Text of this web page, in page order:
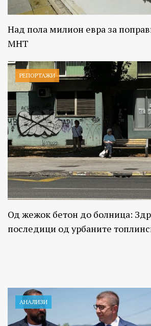
Над пола милион евра за
МНТ
РЕПОРТАЖИ
Од жежок бетон до болница:
последици од урбаните
АНАЛИЗИ